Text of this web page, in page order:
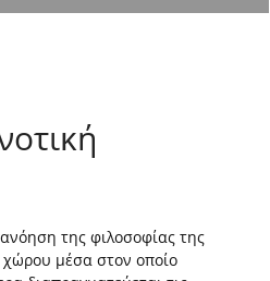
της φιλοσοφίας της
χώρου μέσα στον οποίο